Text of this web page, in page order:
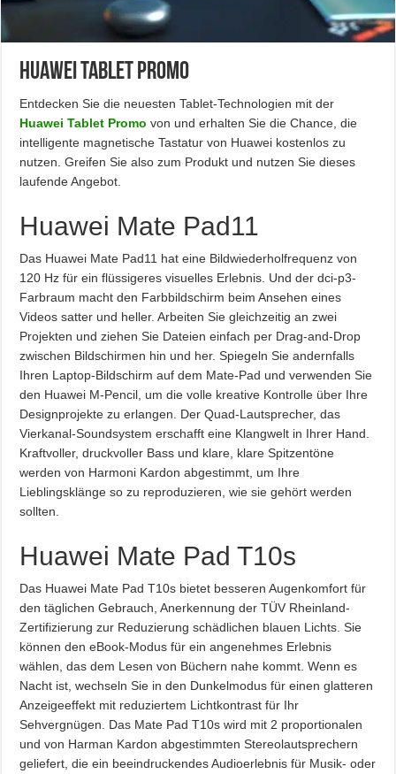
Huawei Tablet Promo
Entdecken Sie die neuesten Tablet-Technologien mit der
Huawei Tablet Promo von und erhalten Sie die Chance, die
intelligente magnetische Tastatur von Huawei kostenlos zu
nutzen. Greifen Sie also zum Produkt und nutzen Sie dieses
laufende Angebot.
Huawei Mate Pad11
Das Huawei Mate Pad11 hat eine Bildwiederholfrequenz von
120 Hz für ein flüssigeres visuelles Erlebnis. Und der dci-p3-
Farbraum macht den Farbbildschirm beim Ansehen eines
Videos satter und heller. Arbeiten Sie gleichzeitig an zwei
Projekten und ziehen Sie Dateien einfach per Drag-and-Drop
zwischen Bildschirmen hin und her. Spiegeln Sie andernfalls
Ihren Laptop-Bildschirm auf dem Mate-Pad und verwenden Sie
den Huawei M-Pencil, um die volle kreative Kontrolle über Ihre
Designprojekte zu erlangen. Der Quad-Lautsprecher, das
Vierkanal-Soundsystem erschafft eine Klangwelt in Ihrer Hand.
Kraftvoller, druckvoller Bass und klare, klare Spitzentöne
werden von Harmoni Kardon abgestimmt, um Ihre
Lieblingsklänge so zu reproduzieren, wie sie gehört werden
sollten.
Huawei Mate Pad T10s
Das Huawei Mate Pad T10s bietet besseren Augenkomfort für
den täglichen Gebrauch, Anerkennung der TÜV Rheinland-
Zertifizierung zur Reduzierung schädlichen blauen Lichts. Sie
können den eBook-Modus für ein angenehmes Erlebnis
wählen, das dem Lesen von Büchern nahe kommt. Wenn es
Nacht ist, wechseln Sie in den Dunkelmodus für einen glatteren
Anzeigeeffekt mit reduziertem Lichtkontrast für Ihr
Sehvergnügen. Das Mate Pad T10s wird mit 2 proportionalen
und von Harman Kardon abgestimmten Stereolautsprechern
geliefert, die ein beeindruckendes Audioerlebnis für Musik- oder